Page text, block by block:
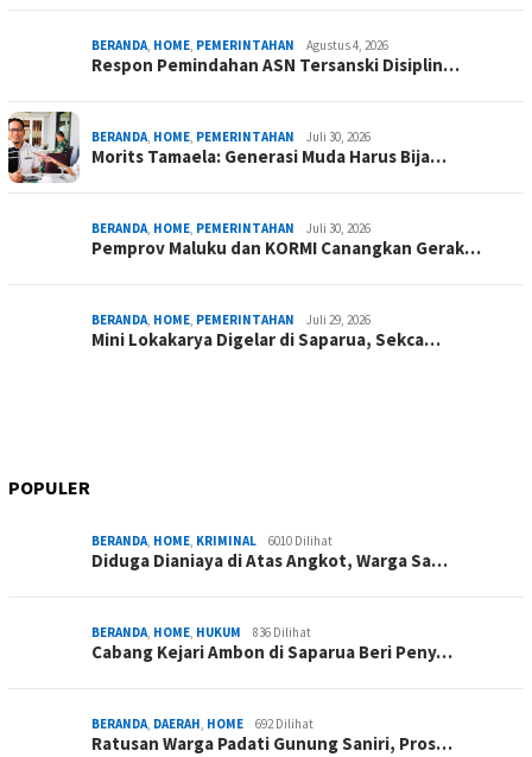
BERANDA, HOME, PEMERINTAHAN Agustus 4, 2026
Respon Pemindahan ASN Tersanski Disiplin…
BERANDA, HOME, PEMERINTAHAN Juli 30, 2026
Morits Tamaela: Generasi Muda Harus Bija…
BERANDA, HOME, PEMERINTAHAN Juli 30, 2026
Pemprov Maluku dan KORMI Canangkan Gerak…
BERANDA, HOME, PEMERINTAHAN Juli 29, 2026
Mini Lokakarya Digelar di Saparua, Sekca…
POPULER
BERANDA, HOME, KRIMINAL 6010 Dilihat
Diduga Dianiaya di Atas Angkot, Warga Sa…
BERANDA, HOME, HUKUM 836 Dilihat
Cabang Kejari Ambon di Saparua Beri Peny…
BERANDA, DAERAH, HOME 692 Dilihat
Ratusan Warga Padati Gunung Saniri, Pros…